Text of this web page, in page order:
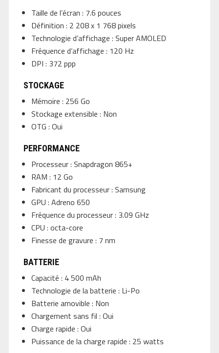
Taille de l’écran : 7.6 pouces
Définition : 2 208 x 1 768 pixels
Technologie d’affichage : Super AMOLED
Fréquence d’affichage : 120 Hz
DPI : 372 ppp
STOCKAGE
Mémoire : 256 Go
Stockage extensible : Non
OTG : Oui
PERFORMANCE
Processeur : Snapdragon 865+
RAM : 12 Go
Fabricant du processeur : Samsung
GPU : Adreno 650
Fréquence du processeur : 3.09 GHz
CPU : octa-core
Finesse de gravure : 7 nm
BATTERIE
Capacité : 4 500 mAh
Technologie de la batterie : Li-Po
Batterie amovible : Non
Chargement sans fil : Oui
Charge rapide : Oui
Puissance de la charge rapide : 25 watts